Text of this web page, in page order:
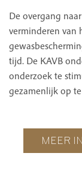
De overgang
verminderen van
tijd. De KAVB
onderzoek te
gezamenlijk op
MEER